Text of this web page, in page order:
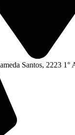
Santos, 2223 1°